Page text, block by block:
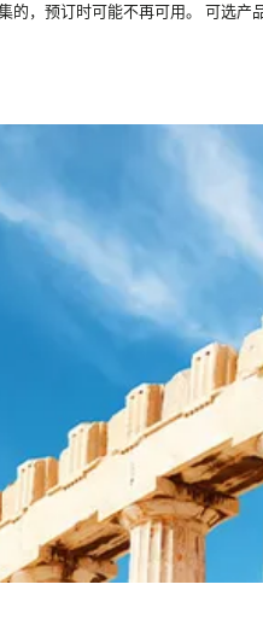
，预订时可能不再可用。 可选产